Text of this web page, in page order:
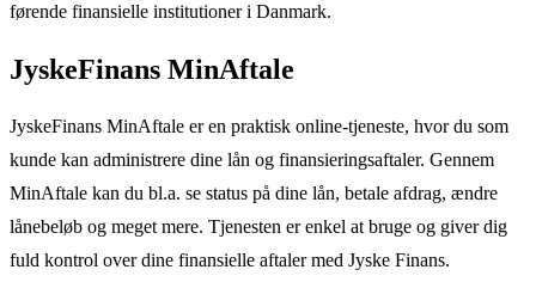
førende finansielle institutioner i Danmark.
JyskeFinans MinAftale
JyskeFinans MinAftale er en praktisk online-tjeneste, hvor du som
kunde kan administrere dine lån og finansieringsaftaler. Gennem
MinAftale kan du bl.a. se status på dine lån, betale afdrag, ændre
lånebeløb og meget mere. Tjenesten er enkel at bruge og giver dig
fuld kontrol over dine finansielle aftaler med Jyske Finans.